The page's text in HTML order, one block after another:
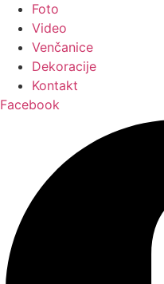
Foto
Video
Venčanice
Dekoracije
Kontakt
Facebook